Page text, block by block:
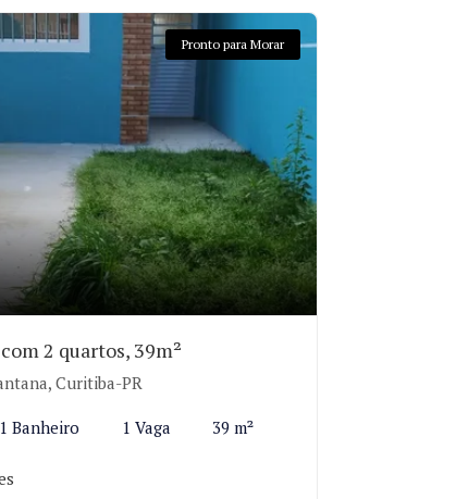
Pronto para Morar
2 quartos, 39m²
Curitiba-PR
1 Banheiro 1 Vaga 39 m²